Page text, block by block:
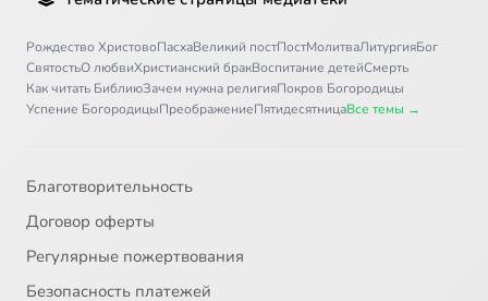
Рождество ХристовоПасхаВеликий постПостМолитваЛитургияБог
СвятостьО любвиХристианский бракВоспитание детейСмерть
Как читать БиблиюЗачем нужна религияПокров Богородицы
Успение БогородицыПреображениеПятидесятницаВсе темы →
Благотворительность
Договор оферты
Регулярные пожертвования
Безопасность платежей